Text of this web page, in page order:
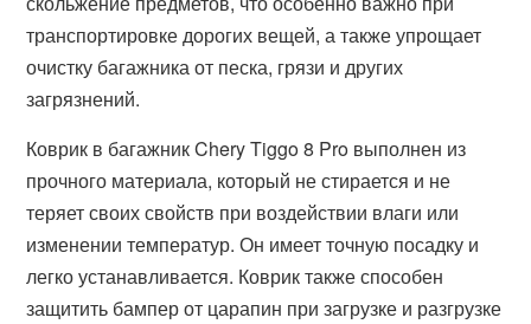
транспортировке дорогих вещей, а также упрощает
очистку багажника от песка, грязи и других
загрязнений.
Коврик в багажник Chery Tiggo 8 Pro выполнен из
прочного материала, который не стирается и не
теряет своих свойств при воздействии влаги или
изменении температур. Он имеет точную посадку и
легко устанавливается. Коврик также способен
защитить бампер от царапин при загрузке и разгрузке